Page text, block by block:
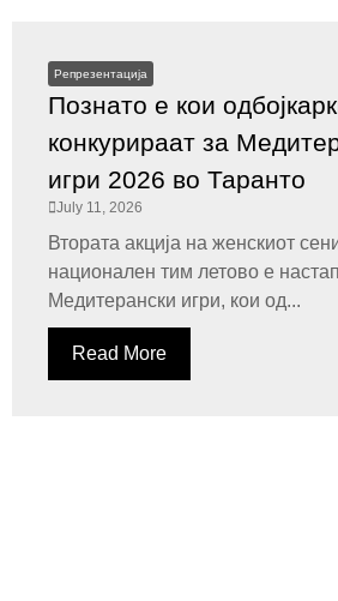
Репрезентација
Познато е кои
конкурираат за
игри 2026 во Таранто
July 11, 2026
Втората акција на женскиот
национален тим летово е
Медитерански игри, кои од...
Read More